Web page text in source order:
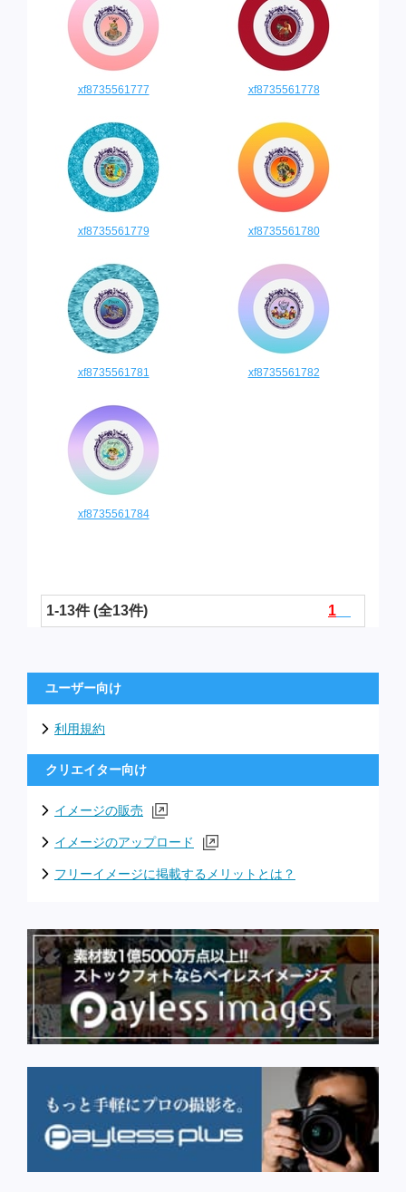
xf8735561777 xf8735561778
xf8735561779 xf8735561780
xf8735561781 xf8735561782
xf8735561784
1-13件 (全13件) 1
ユーザー向け
利用規約
クリエイター向け
イメージの販売
イメージのアップロード
フリーイメージに掲載するメリットとは？